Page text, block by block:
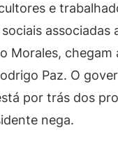
e
associadas
Morales, chegam
Paz. O
por trás dos
nega.